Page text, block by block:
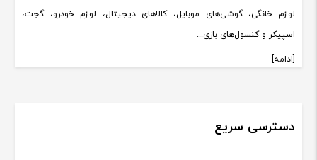
لوازم خانگی، گوشی‌های موبایل، کالاهای دیجیتال، لوازم خودرو، گجت،
اسپیکر و کنسول‌های بازی...
[ادامه]
دسترسی سریع